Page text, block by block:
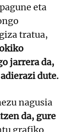
eta
tratua,
jarrera da,
dute.
nagusia
da, gure